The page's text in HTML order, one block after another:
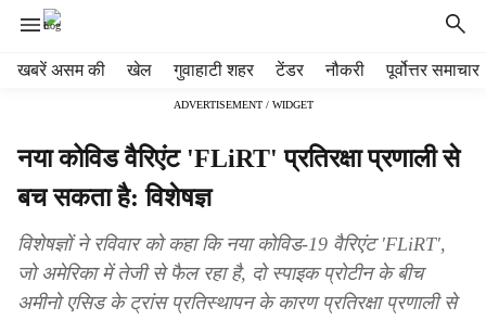
खबरें असम की खेल गुवाहाटी शहर टेंडर नौकरी पूर्वोत्तर समाचार
ADVERTISEMENT / WIDGET
नया कोविड वैरिएंट 'FLiRT' प्रतिरक्षा प्रणाली से
बच सकता है: विशेषज्ञ
विशेषज्ञों ने रविवार को कहा कि नया कोविड-19 वैरिएंट 'FLiRT',
जो अमेरिका में तेजी से फैल रहा है, दो स्पाइक प्रोटीन के बीच
अमीनो एसिड के ट्रांस प्रतिस्थापन के कारण प्रतिरक्षा प्रणाली से